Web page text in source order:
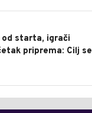
od starta, igrači
priprema: Cilj se